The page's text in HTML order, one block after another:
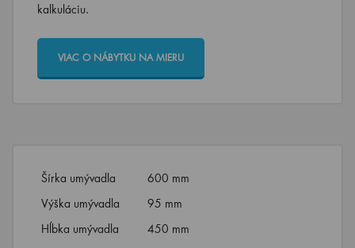
kalkuláciu.
VIAC O NÁBYTKU NA MIERU
Šírka umývadla
600 mm
Výška umývadla
95 mm
Hĺbka umývadla
450 mm